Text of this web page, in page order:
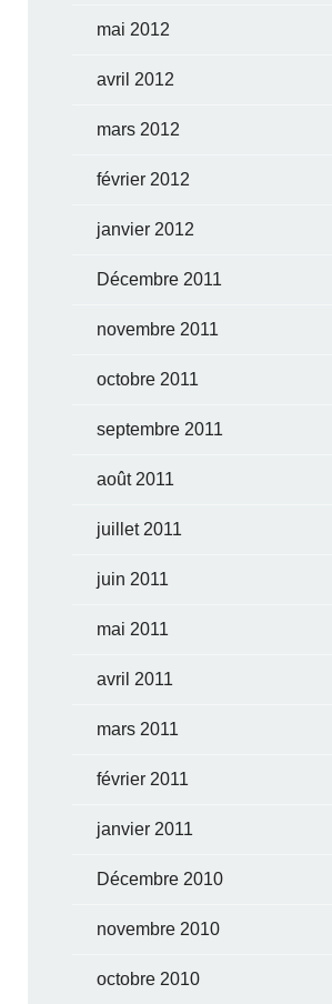
mai 2012
avril 2012
mars 2012
février 2012
janvier 2012
Décembre 2011
novembre 2011
octobre 2011
septembre 2011
août 2011
juillet 2011
juin 2011
mai 2011
avril 2011
mars 2011
février 2011
janvier 2011
Décembre 2010
novembre 2010
octobre 2010